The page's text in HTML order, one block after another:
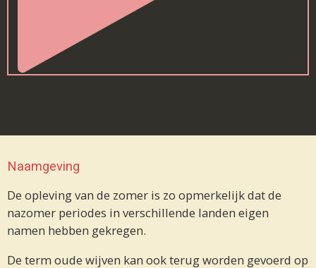
Naamgeving
De opleving van de zomer is zo opmerkelijk dat de
nazomer periodes in verschillende landen eigen
namen hebben gekregen.
De term oude wijven kan ook terug worden gevoerd op